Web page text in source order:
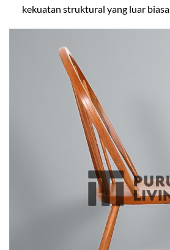
kekuatan struktural yang luar biasa.